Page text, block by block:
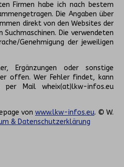
Firmen habe ich nach bestem
Die Angaben über
direkt von den Websites der
Suchmaschinen. Die verwendeten
Genehmigung der jeweiligen
Ergänzungen oder sonstige
offen. Wer Fehler findet, kann
Mail wheix(at)lkw-infos.eu
von www.lkw-infos.eu. © W.
& Datenschutzerklärung